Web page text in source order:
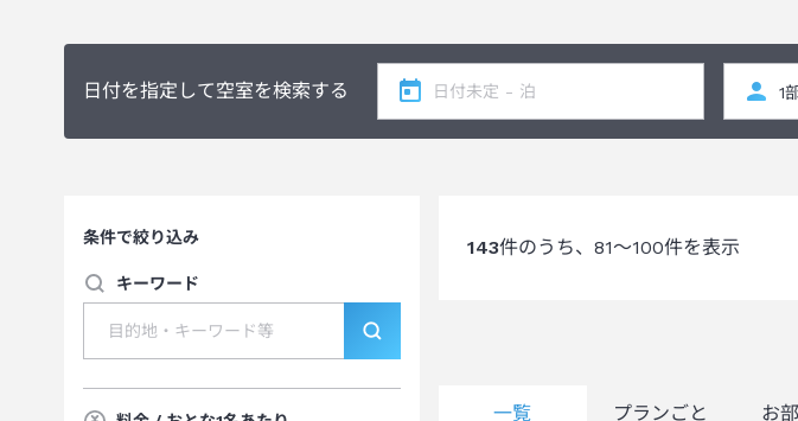
日付を指定して空室を検索する
条件で絞り込み
キーワード
143件のうち、 81～100件を表示
一覧 プランごと お